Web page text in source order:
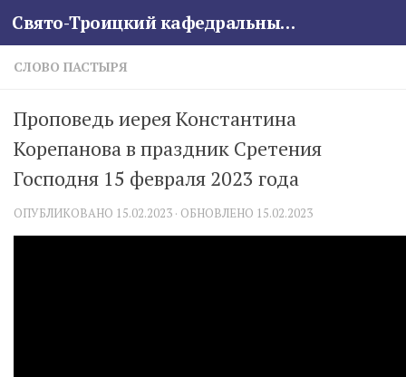
Skip to content Свято-Троицкий кафедральный собор
СЛОВО ПАСТЫРЯ
Проповедь иерея Константина
Корепанова в праздник Сретения
Господня 15 февраля 2023 года
ОПУБЛИКОВАНО 15.02.2023 · ОБНОВЛЕНО 15.02.2023